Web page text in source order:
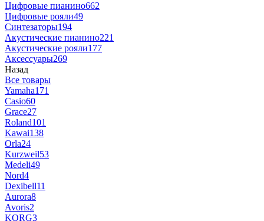
Цифровые пианино662
Цифровые рояли49
Синтезаторы194
Акустические пианино221
Акустические рояли177
Аксессуары269
Назад
Все товары
Yamaha171
Casio60
Grace27
Roland101
Kawai138
Orla24
Kurzweil53
Medeli49
Nord4
Dexibell11
Aurora8
Avoris2
KORG3